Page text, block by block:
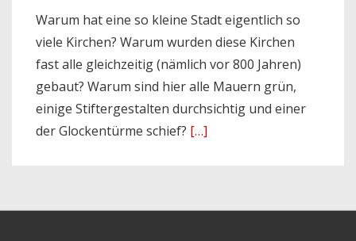
Warum hat eine so kleine Stadt eigentlich so
viele Kirchen? Warum wurden diese Kirchen
fast alle gleichzeitig (nämlich vor 800 Jahren)
gebaut? Warum sind hier alle Mauern grün,
einige Stiftergestalten durchsichtig und einer
der Glockentürme schief? […]